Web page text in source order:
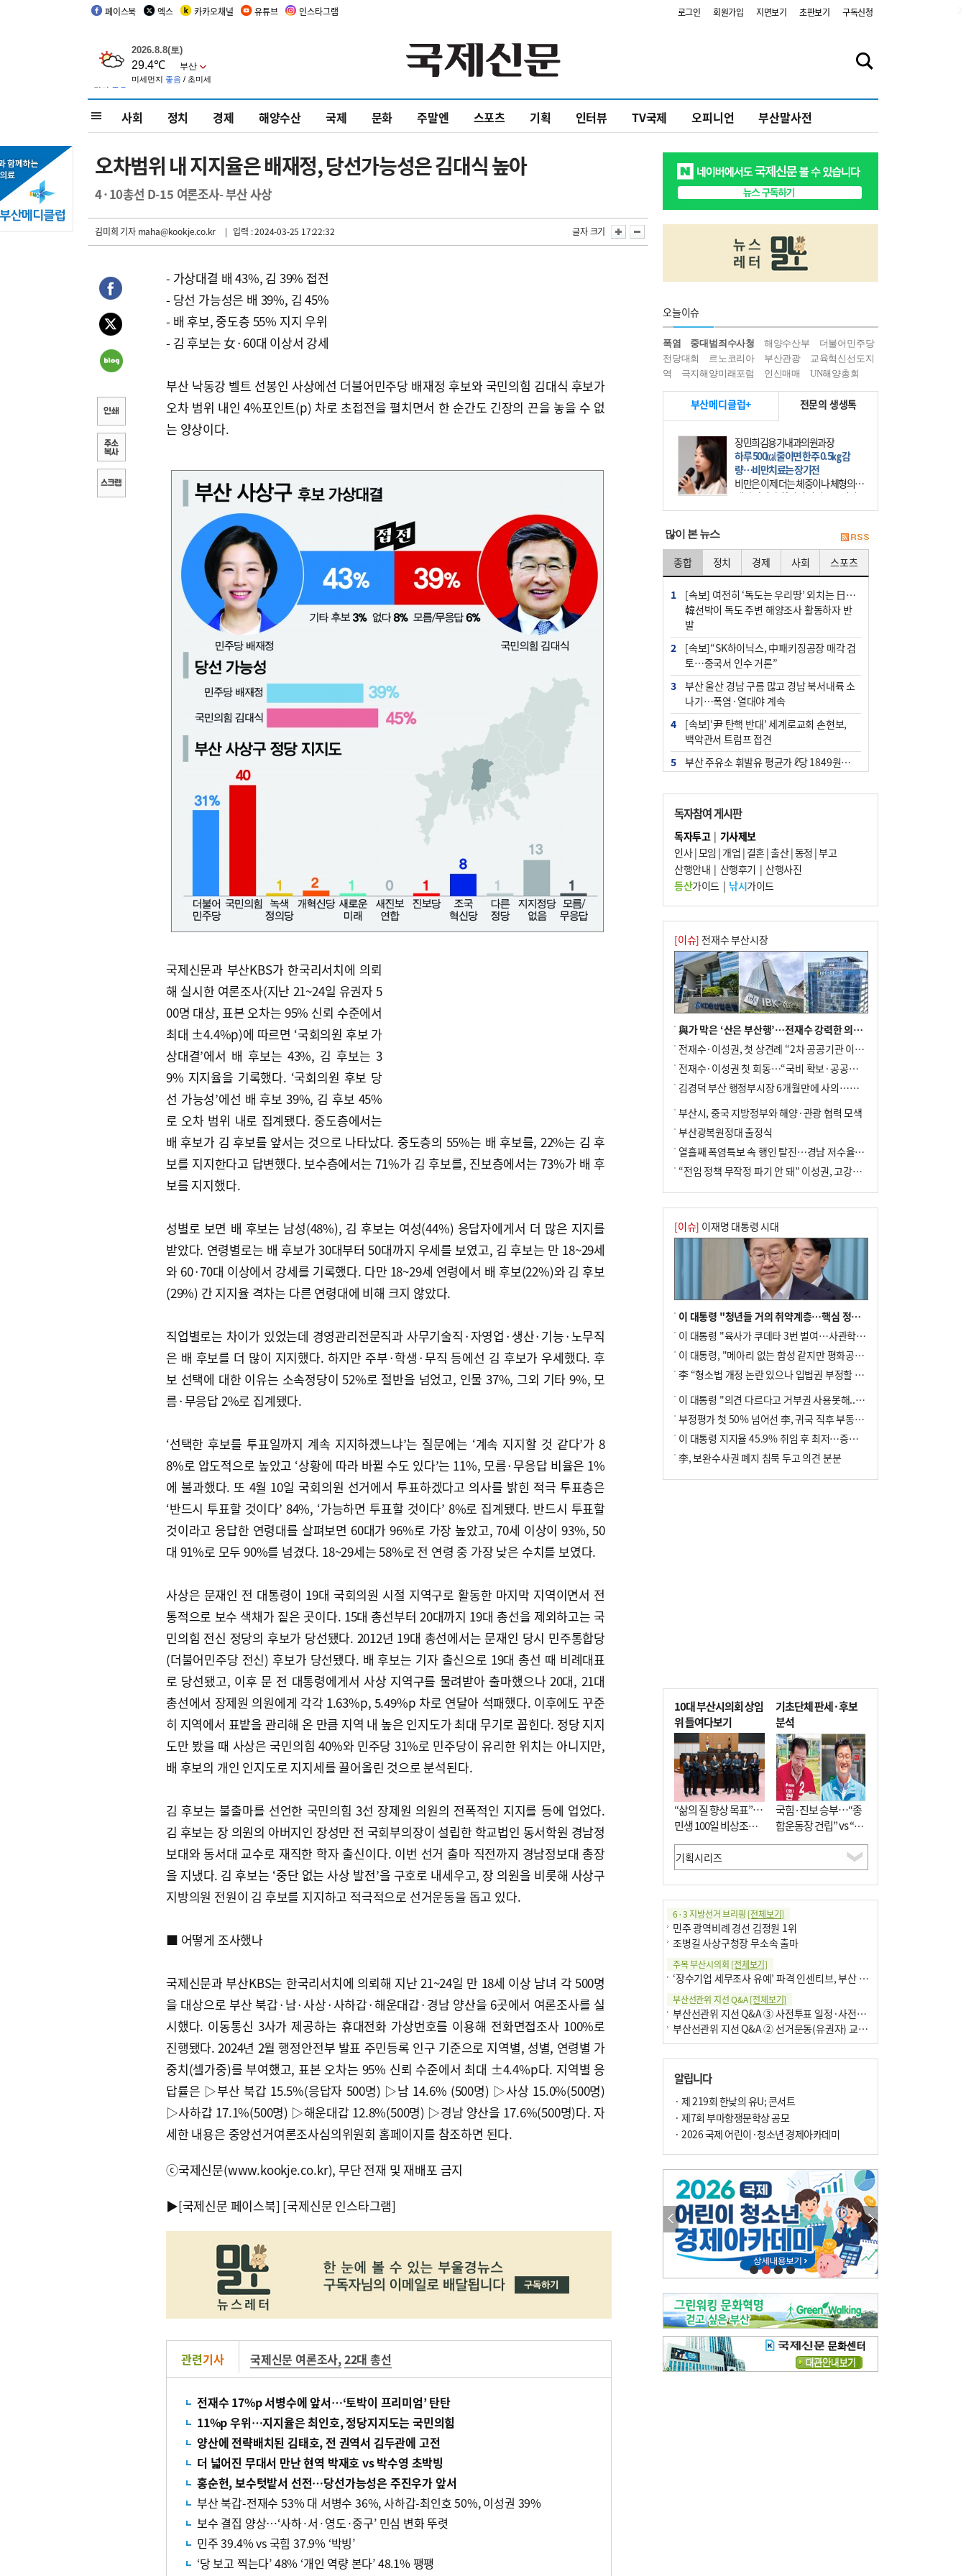
페이스북 엑스 카카오채널 유튜브 인스타그램 로그인 회원가입 지면보기 초판보기 구독신청
사회 정치 경제 해양수산 국제 문화 주말엔 스포츠 기획 인터뷰 TV국제 오피니언 부산말사전
오차범위 내 지지율은 배재정, 당선가능성은 김대식 높아
4·10총선 D-15 여론조사- 부산 사상
김미희 기자maha@kookje.co.kr | 입력 : 2024-03-25 17:22:32 글자 크기
- 가상대결 배 43%, 김 39% 접전
- 당선 가능성은 배 39%, 김 45%
- 배 후보, 중도층 55% 지지 우위
- 김 후보는 女·60대 이상서 강세
부산 낙동강 벨트 선봉인 사상에선 더불어민주당 배재정 후보와 국민의힘 김대식 후보가
오차 범위 내인 4%포인트(p) 차로 초접전을 펼치면서 한 순간도 긴장의 끈을 놓을 수 없
는 양상이다.
국제신문과 부산KBS가 한국리서치에 의뢰
해 실시한 여론조사(지난 21~24일 유권자 5
00명 대상, 표본 오차는 95% 신뢰 수준에서
최대 ±4.4%p)에 따르면 ‘국회의원 후보 가
상대결’에서 배 후보는 43%, 김 후보는 3
9% 지지율을 기록했다. ‘국회의원 후보 당
선 가능성’에선 배 후보 39%, 김 후보 45%
로 오차 범위 내로 집계됐다. 중도층에서는
배 후보가 김 후보를 앞서는 것으로 나타났다. 중도층의 55%는 배 후보를, 22%는 김 후
보를 지지한다고 답변했다. 보수층에서는 71%가 김 후보를, 진보층에서는 73%가 배 후
보를 지지했다.
성별로 보면 배 후보는 남성(48%), 김 후보는 여성(44%) 응답자에게서 더 많은 지지를
받았다. 연령별로는 배 후보가 30대부터 50대까지 우세를 보였고, 김 후보는 만 18~29세
와 60·70대 이상에서 강세를 기록했다. 다만 18~29세 연령에서 배 후보(22%)와 김 후보
(29%) 간 지지율 격차는 다른 연령대에 비해 크지 않았다.
직업별로는 차이가 있었는데 경영관리전문직과 사무기술직·자영업·생산·기능·노무직
은 배 후보를 더 많이 지지했다. 하지만 주부·학생·무직 등에선 김 후보가 우세했다. 후
보 선택에 대한 이유는 소속정당이 52%로 절반을 넘었고, 인물 37%, 그외 기타 9%, 모
름·무응답 2%로 집계됐다.
‘선택한 후보를 투표일까지 계속 지지하겠느냐’는 질문에는 ‘계속 지지할 것 같다’가 8
8%로 압도적으로 높았고 ‘상황에 따라 바뀔 수도 있다’는 11%, 모름·무응답 비율은 1%
에 불과했다. 또 4월 10일 국회의원 선거에서 투표하겠다고 의사를 밝힌 적극 투표층은
‘반드시 투표할 것이다’ 84%, ‘가능하면 투표할 것이다’ 8%로 집계됐다. 반드시 투표할
것이라고 응답한 연령대를 살펴보면 60대가 96%로 가장 높았고, 70세 이상이 93%, 50
대 91%로 모두 90%를 넘겼다. 18~29세는 58%로 전 연령 중 가장 낮은 수치를 보였다.
사상은 문재인 전 대통령이 19대 국회의원 시절 지역구로 활동한 마지막 지역이면서 전
통적으로 보수 색채가 짙은 곳이다. 15대 총선부터 20대까지 19대 총선을 제외하고는 국
민의힘 전신 정당의 후보가 당선됐다. 2012년 19대 총선에서는 문재인 당시 민주통합당
(더불어민주당 전신) 후보가 당선됐다. 배 후보는 기자 출신으로 19대 총선 때 비례대표
로 당선됐고, 이후 문 전 대통령에게서 사상 지역구를 물려받아 출마했으나 20대, 21대
총선에서 장제원 의원에게 각각 1.63%p, 5.49%p 차로 연달아 석패했다. 이후에도 꾸준
히 지역에서 표밭을 관리해 온 만큼 지역 내 높은 인지도가 최대 무기로 꼽힌다. 정당 지지
도만 봤을 때 사상은 국민의힘 40%와 민주당 31%로 민주당이 유리한 위치는 아니지만,
배 후보의 개인 인지도로 지지세를 끌어올린 것으로 분석된다.
김 후보는 불출마를 선언한 국민의힘 3선 장제원 의원의 전폭적인 지지를 등에 업었다.
김 후보는 장 의원의 아버지인 장성만 전 국회부의장이 설립한 학교법인 동서학원 경남정
보대와 동서대 교수로 재직한 학자 출신이다. 이번 선거 출마 직전까지 경남정보대 총장
을 지냈다. 김 후보는 ‘중단 없는 사상 발전’을 구호로 내세우고, 장 의원을 비롯해 사상구
지방의원 전원이 김 후보를 지지하고 적극적으로 선거운동을 돕고 있다.
■ 어떻게 조사했나
국제신문과 부산KBS는 한국리서치에 의뢰해 지난 21~24일 만 18세 이상 남녀 각 500명
을 대상으로 부산 북갑·남·사상·사하갑·해운대갑·경남 양산을 6곳에서 여론조사를 실
시했다. 이동통신 3사가 제공하는 휴대전화 가상번호를 이용해 전화면접조사 100%로
진행됐다. 2024년 2월 행정안전부 발표 주민등록 인구 기준으로 지역별, 성별, 연령별 가
중치(셀가중)를 부여했고, 표본 오차는 95% 신뢰 수준에서 최대 ±4.4%p다. 지역별 응
답률은 ▷부산 북갑 15.5%(응답자 500명) ▷남 14.6% (500명) ▷사상 15.0%(500명)
▷사하갑 17.1%(500명) ▷해운대갑 12.8%(500명) ▷경남 양산을 17.6%(500명)다. 자
세한 내용은 중앙선거여론조사심의위원회 홈페이지를 참조하면 된다.
ⓒ국제신문(www.kookje.co.kr), 무단 전재 및 재배포 금지
▶[국제신문 페이스북] [국제신문 인스타그램]
관련기사 국제신문 여론조사,22대 총선
전재수 17%p 서병수에 앞서…‘토박이 프리미엄’ 탄탄
11%p 우위…지지율은 최인호, 정당지지도는 국민의힘
양산에 전략배치된 김태호, 전 권역서 김두관에 고전
더 넓어진 무대서 만난 현역 박재호 vs 박수영 초박빙
홍순헌, 보수텃밭서 선전…당선가능성은 주진우가 앞서
부산 북갑-전재수 53% 대 서병수 36%, 사하갑-최인호 50%, 이성권 39%
보수 결집 양상…‘사하·서·영도·중구’ 민심 변화 뚜렷
민주 39.4% vs 국힘 37.9% ‘박빙’
‘당 보고 찍는다’ 48% ‘개인 역량 본다’ 48.1% 팽팽
오늘이슈
폭염 중대범죄수사청 해양수산부
더불어민주당
전당대회
르노코리아 부산관광
교육혁신선도지
역
극지해양미래포럼 인신매매 UN해양총회
부산메디클럽+ 전문의 생생톡
장민희김용기내과의원과장
하루 500㎉ 줄이면 한주 0.5㎏ 감
량…비만치료는 장기전
비만은 이제 더는 체중이나 체형의 문
제가 아니다. 하나의 질병으로 인지
하고 치료와 관리를 해야 한다. 세계
많이 본 뉴스
종합 정치 경제 사회 스포츠
1
[속보] 여전히 ‘독도는 우리땅’ 외치는 日…
韓선박이 독도 주변 해양조사 활동하자 반
발
2
[속보]“SK하이닉스, 中패키징공장 매각 검
토…중국서 인수 거론”
3
부산 울산 경남 구름 많고 경남 북서내륙 소
나기…폭염·열대야 계속
4
[속보]‘尹 탄핵 반대’ 세계로교회 손현보,
백악관서 트럼프 접견
5
부산 주유소 휘발유 평균가 ℓ당 1849원…
군사기밀 유출자 색출 지시
7
[속보] ‘심판 성접대’ 논란 축구협회 공식 사
과…“현재는 부적절 행위 없어”
8
"올해 코스피 사이드카 43회 중 25회는 삼
전닉스 ETF 이후 발생"
10 서울 중랑구서 흉기 난동…60대 남성 2명
사망
독자참여 게시판
독자투고| 기사제보
인사|모임 | 개업 | 결혼|출산|동정 |부고
산행안내 | 산행후기 | 산행사진
등산가이드| 낚시가이드
[이슈] 전재수 부산시장
與가 막은 ‘산은 부산행’…전재수 강력한 의지 표명 없인 공염불
전재수·이성권, 첫 상견례 “2차 공공기관 이전 초당 협력”(종합)
전재수·이성권 첫 회동…“국비 확보·공공기관 이전 협력”
김경덕 부산 행정부시장 6개월만에 사의…후임 인선 촉각
부산시, 중국 지방정부와 해양·관광 협력 모색
부산광복원정대 출정식
열흘째 폭염특보 속 행인 탈진…경남 저수율 평년의 절반
“전임 정책 무작정 파기 안 돼” 이성권, 고강도 ‘전재수 견제’ 예고
[이슈] 이재명 대통령 시대
이 대통령 "청년들 거의 취약계층…핵심 정책 재편""
이 대통령 "육사가 쿠데타 3번 벌여…사관학교 통합 신속히 추진"
이 대통령, "메아리 없는 함성 같지만 평화공존책 계속해야"
李 “형소법 개정 논란 있으나 입법권 부정할 만큼은 아냐”(종합)
이 대통령 "의견 다르다고 거부권 사용못해.. 입법권 부정할 상황이라 보기 어려워"
부정평가 첫 50% 넘어선 李, 귀국 직후 부동산·증시 점검(종합)
이 대통령 지지율 45.9% 취임 후 최저…증시 폭락·연임 개헌 논란 영향
李, 보완수사권 폐지 침묵 두고 의견 분분
10대 부산시의회 상임
위 들여다보기
“삶의 질 향상 목표”…
민생 100일 비상조치
면밀 심사
기초단체 판세·후보
분석
국힘·진보 승부…“종
합운동장 건립” vs “출
근 공공버스 도입”
6·3 지방선거 브리핑 [전체보기]
민주 광역비례 경선 김정원 1위
조병길 사상구청장 무소속 출마
주목 부산시의회 [전체보기]
‘장수기업 세무조사 유예’ 파격 인센티브, 부산 유출 막을까
부산선관위 지선 Q&A[전체보기]
부산선관위 지선 Q&A ③ 사전투표 일정·사전투표함 보관
부산선관위 지선 Q&A ② 선거운동(유권자) 교육감투표용지
알립니다
· 제 219회 한낮의 유U; 콘서트
· 제7회 부마항쟁문학상 공모
· 2026 국제 어린이·청소년 경제아카데미